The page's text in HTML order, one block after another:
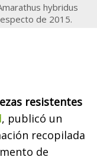
hybridus
de 2015.
resistentes
, publicó un
recopilada
de